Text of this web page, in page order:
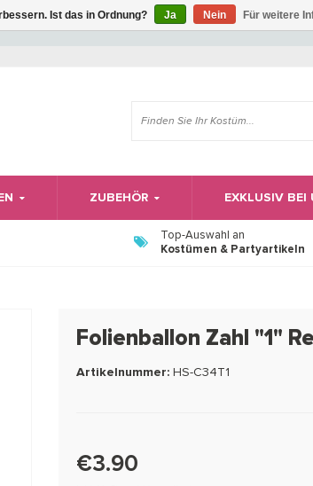
Betriebsferien, daher können Sie derzeit nicht
ZUBEHÖR EXKLUSIV BEI
Top-Auswahl an
Kostümen & Partyartikeln
Folienballon Zahl "1"
Artikelnummer:HS-C34T1
€3.90
Ist das in Ordnung? Ja Nein Für weitere